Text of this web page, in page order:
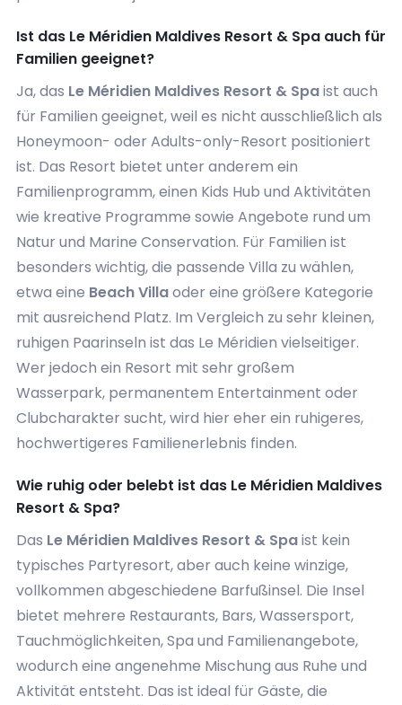
Ist das Le Méridien Maldives Resort & Spa auch für
Familien geeignet?
Ja, das Le Méridien Maldives Resort & Spaist auch
für Familien geeignet, weil es nicht ausschließlich als
Honeymoon- oder Adults-only-Resort positioniert
ist. Das Resort bietet unter anderem ein
Familienprogramm, einen Kids Hub und Aktivitäten
wie kreative Programme sowie Angebote rund um
Natur und Marine Conservation. Für Familien ist
besonders wichtig, die passende Villa zu wählen,
etwa eine Beach Villaoder eine größere Kategorie
mit ausreichend Platz. Im Vergleich zu sehr kleinen,
ruhigen Paarinseln ist das Le Méridien vielseitiger.
Wer jedoch ein Resort mit sehr großem
Wasserpark, permanentem Entertainment oder
Clubcharakter sucht, wird hier eher ein ruhigeres,
hochwertigeres Familienerlebnis finden.
Wie ruhig oder belebt ist das Le Méridien Maldives
Resort & Spa?
Das Le Méridien Maldives Resort & Spaist kein
typisches Partyresort, aber auch keine winzige,
vollkommen abgeschiedene Barfußinsel. Die Insel
bietet mehrere Restaurants, Bars, Wassersport,
Tauchmöglichkeiten, Spa und Familienangebote,
wodurch eine angenehme Mischung aus Ruhe und
Aktivität entsteht. Das ist ideal für Gäste, die